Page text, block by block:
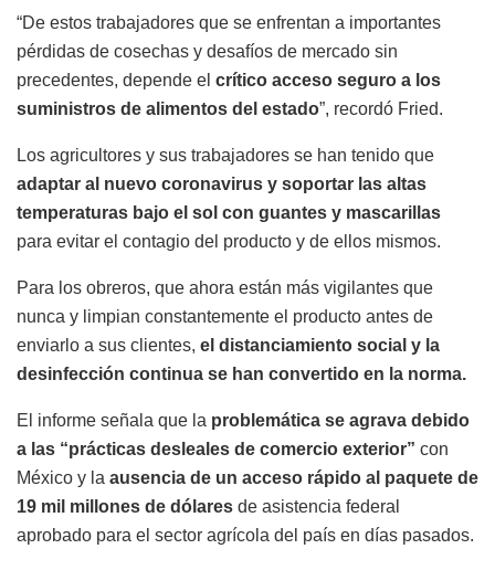
“De estos trabajadores que se enfrentan a importantes
pérdidas de cosechas y desafíos de mercado sin
precedentes, depende el crítico acceso seguro a los
suministros de alimentos del estado”, recordó Fried.
Los agricultores y sus trabajadores se han tenido que
adaptar al nuevo coronavirus y soportar las altas
temperaturas bajo el sol con guantes y mascarillas
para evitar el contagio del producto y de ellos mismos.
Para los obreros, que ahora están más vigilantes que
nunca y limpian constantemente el producto antes de
enviarlo a sus clientes, el distanciamiento social y la
desinfección continua se han convertido en la norma.
El informe señala que la problemática se agrava debido
a las “prácticas desleales de comercio exterior” con
México y la ausencia de un acceso rápido al paquete de
19 mil millones de dólares de asistencia federal
aprobado para el sector agrícola del país en días pasados.